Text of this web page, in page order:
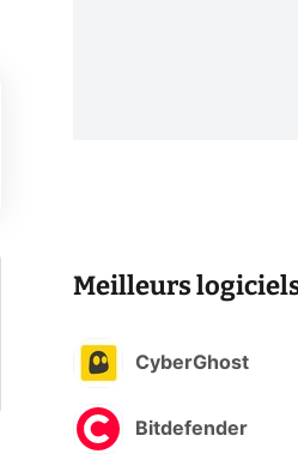
Meilleurs
CyberGhost
Bitdefender